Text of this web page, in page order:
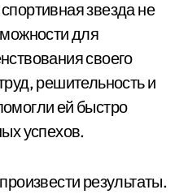
звезда не
для
своего
решительность и
ей быстро
успехов.
результаты.